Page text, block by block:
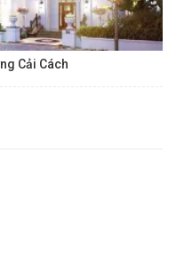
Cải Cách